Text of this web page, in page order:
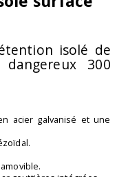
isolé de
300
acier galvanisé et une